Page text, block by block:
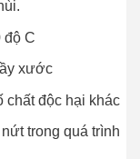
độ C
xước
chất độc hại khác
trong quá trình